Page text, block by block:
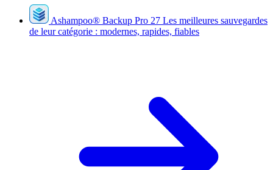
Ashampoo® Backup Pro 27 Les meilleures sauvegardes
de leur catégorie : modernes, rapides, fiables